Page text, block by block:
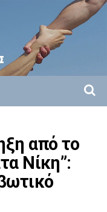
από το
Νίκη”: